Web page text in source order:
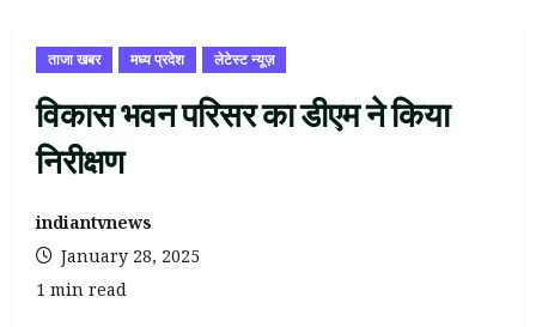
ताजा खबर मध्य प्रदेश लेटेस्ट न्यूज़
विकास भवन परिसर का डीएम ने किया
निरीक्षण
indiantvnews
January 28, 2025
1 min read